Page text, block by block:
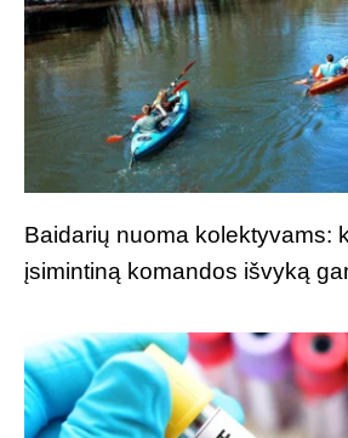
Baidarių nuoma kolektyvams:
įsimintiną komandos išvyką